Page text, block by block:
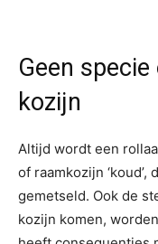
Geen
kozijn
Altijd wordt een
of raamkozijn ‘koud’,
gemetseld. Ook de
kozijn komen,